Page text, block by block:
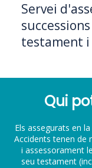
Servei
testament
Qui
Els assegurats en
Accidents tenen de
i assessorament
seu testament